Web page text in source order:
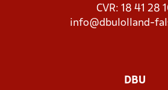
CVR: 18 41 28
info@dbulolland-
DBU